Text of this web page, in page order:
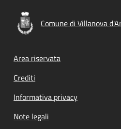
Comune di Villanova
Footer menu
Area riservata
Crediti
Informativa privacy
Note legali